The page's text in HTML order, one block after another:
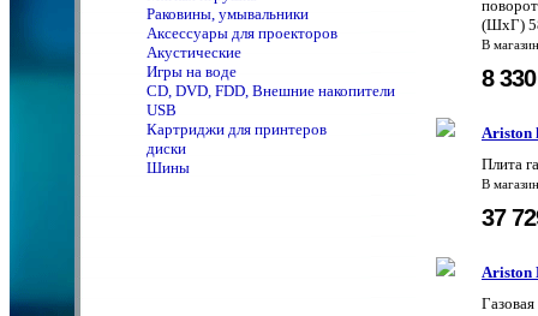
Раковины, умывальники
Аксессуары для проекторов
Акустические
Игры на воде
CD, DVD, FDD, Внешние накопители
USB
Картриджи для принтеров
диски
Шины
(ШхГ)
В
8
Ariston
Плита
В
37
Ariston